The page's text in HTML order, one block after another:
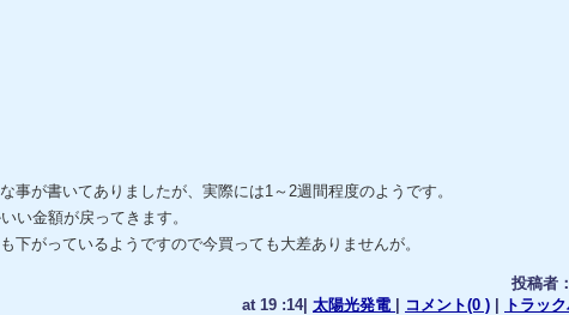
事が書いてありましたが、実際には1～2週間程度のようです。
い金額が戻ってきます。
下がっているようですので今買っても大差ありませんが。
投稿者
at 19 :14| 太陽光発電 | コメント(0 ) | トラッ